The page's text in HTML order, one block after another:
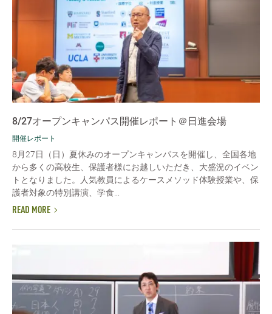
8/27オープンキャンパス開催レポート＠日進会場
開催レポート
8月27日（日）夏休みのオープンキャンパスを開催し、全国各地
から多くの高校生、保護者様にお越しいただき、大盛況のイベン
トとなりました。人気教員によるケースメソッド体験授業や、保
護者対象の特別講演、学食...
READ MORE